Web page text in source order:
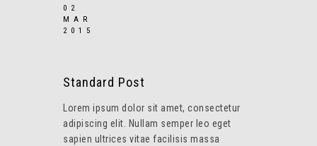
02
MAR
2015
Standard Post
Lorem ipsum dolor sit amet, consectetur
adipiscing elit. Nullam semper leo eget
sapien ultrices vitae facilisis massa